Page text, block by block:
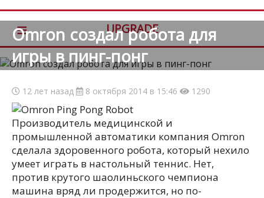
≡ UPGRADE
Omron создал робота для
игры в пинг-понг
12 лет назад 8 октября 2014 в 15:46 1290
Производитель медицинской и
промышленной автоматики компания Omron
сделала здоровенного робота, который нехило
умеет играть в настольный теннис. Нет,
против крутого шаолиньского чемпиона
машина вряд ли продержится, но по-